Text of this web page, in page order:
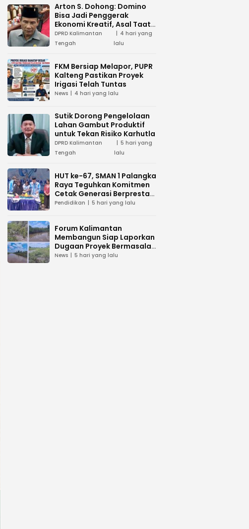
Arton S. Dohong: Domino
Bisa Jadi Penggerak
Ekonomi Kreatif, Asal Taat
Aturan
DPRD Kalimantan
Tengah
4 hari yang
lalu
FKM Bersiap Melapor, PUPR
Kalteng Pastikan Proyek
Irigasi Telah Tuntas
News 4 hari yang lalu
Sutik Dorong Pengelolaan
Lahan Gambut Produktif
untuk Tekan Risiko Karhutla
DPRD Kalimantan
Tengah
5 hari yang
lalu
HUT ke-67, SMAN 1 Palangka
Raya Teguhkan Komitmen
Cetak Generasi Berprestasi
dan Peduli Lingkunga
Pendidikan 5 hari yang lalu
Forum Kalimantan
Membangun Siap Laporkan
Dugaan Proyek Bermasalah
PUPR Kalteng
News 5 hari yang lalu